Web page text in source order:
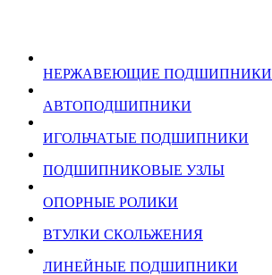
НЕРЖАВЕЮЩИЕ ПОДШИПНИКИ
АВТОПОДШИПНИКИ
ИГОЛЬЧАТЫЕ ПОДШИПНИКИ
ПОДШИПНИКОВЫЕ УЗЛЫ
ОПОРНЫЕ РОЛИКИ
ВТУЛКИ СКОЛЬЖЕНИЯ
ЛИНЕЙНЫЕ ПОДШИПНИКИ